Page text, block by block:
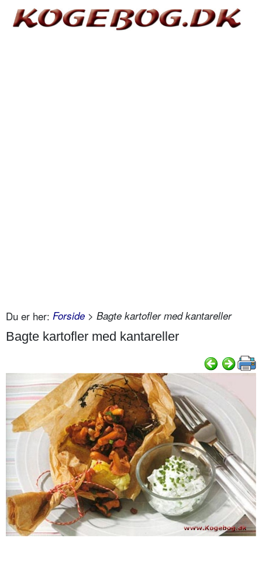
Du er her: Forside > Bagte kartofler med kantareller
Bagte kartofler med kantareller